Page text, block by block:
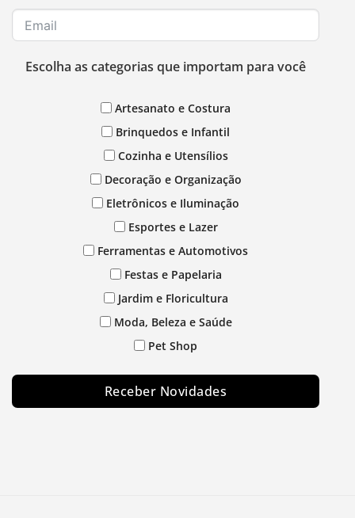
Escolha as categorias que importam para você
Artesanato e Costura
Brinquedos e Infantil
Cozinha e Utensílios
Decoração e Organização
Eletrônicos e Iluminação
Esportes e Lazer
Ferramentas e Automotivos
Festas e Papelaria
Jardim e Floricultura
Moda, Beleza e Saúde
Pet Shop
Receber Novidades